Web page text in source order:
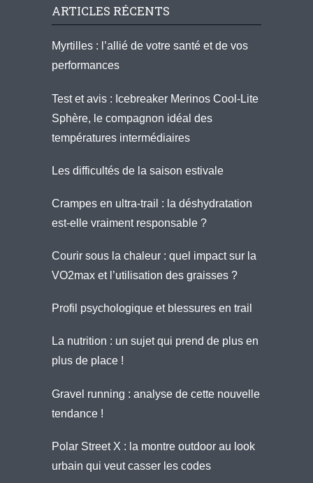
ARTICLES RÉCENTS
Myrtilles : l’allié de votre santé et de vos
performances
Test et avis : Icebreaker Merinos Cool-Lite
Sphère, le compagnon idéal des
températures intermédiaires
Les difficultés de la saison estivale
Crampes en ultra-trail : la déshydratation
est-elle vraiment responsable ?
Courir sous la chaleur : quel impact sur la
VO2max et l’utilisation des graisses ?
Profil psychologique et blessures en trail
La nutrition : un sujet qui prend de plus en
plus de place !
Gravel running : analyse de cette nouvelle
tendance !
Polar Street X : la montre outdoor au look
urbain qui veut casser les codes